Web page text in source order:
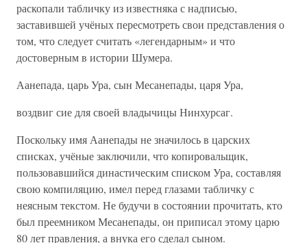
раскопали табличку из известняка с надписью,
заставившей учёных пересмотреть свои представления о
том, что следует считать «легендарным» и что
достоверным в истории Шумера.
Аанепада, царь Ура, сын Месанепады, царя Ура,
воздвиг сие для своей владычицы Нинхурсаг.
Поскольку имя Аанепады не значилось в царских
списках, учёные заключили, что копировальщик,
пользовавшийся династическим списком Ура, составляя
свою компиляцию, имел перед глазами табличку с
неясным текстом. Не будучи в состоянии прочитать, кто
был преемником Месанепады, он приписал этому царю
80 лет правления, а внука его сделал сыном.